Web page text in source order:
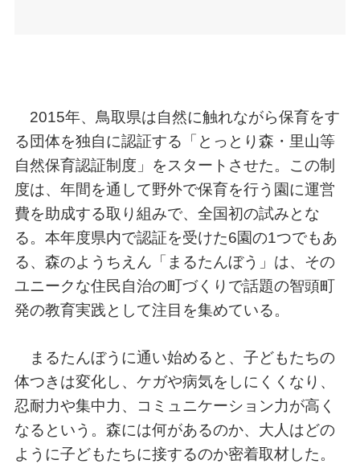
2015年、鳥取県は自然に触れながら保育をす
る団体を独自に認証する「とっとり森・里山等
自然保育認証制度」をスタートさせた。この制
度は、年間を通して野外で保育を行う園に運営
費を助成する取り組みで、全国初の試みとな
る。本年度県内で認証を受けた6園の1つでもあ
る、森のようちえん「まるたんぼう」は、その
ユニークな住民自治の町づくりで話題の智頭町
発の教育実践として注目を集めている。
まるたんぼうに通い始めると、子どもたちの
体つきは変化し、ケガや病気をしにくくなり、
忍耐力や集中力、コミュニケーション力が高く
なるという。森には何があるのか、大人はどの
ように子どもたちに接するのか密着取材した。